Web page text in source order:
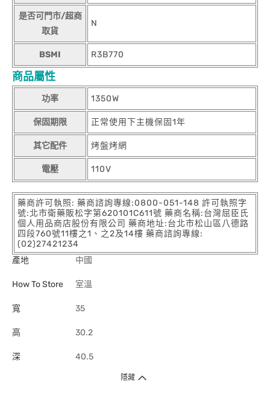
是否可門市/超商
取貨
N
BSMI R3B770
商品屬性
功率 1350W
保固期限 正常使用下主機保固1年
其它配件 烤盤烤網
電壓 110V
藥商許可執照: 藥商諮詢專線:0800-051-148 許可執照字
號:北市衛藥販松字第620101C611號 藥商名稱:台灣屈臣氏
個人用品商店股份有限公司 藥商地址:台北市松山區八德路
四段760號11樓之1、之2及14樓 藥商諮詢專線:
(02)27421234
產地
中國
How To Store 室溫
寬 35
高 30.2
深 40.5
隱藏